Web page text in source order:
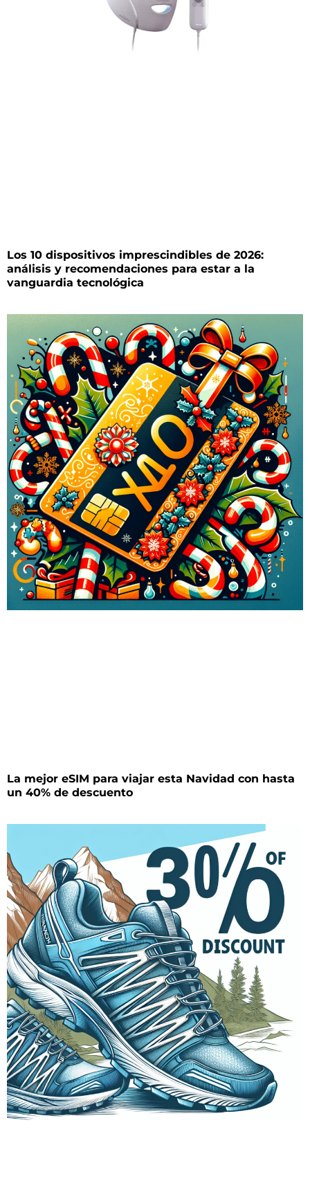
Los 10 dispositivos imprescindibles de 2026:
análisis y recomendaciones para estar a la
vanguardia tecnológica
La mejor eSIM para viajar esta Navidad con hasta
un 40% de descuento